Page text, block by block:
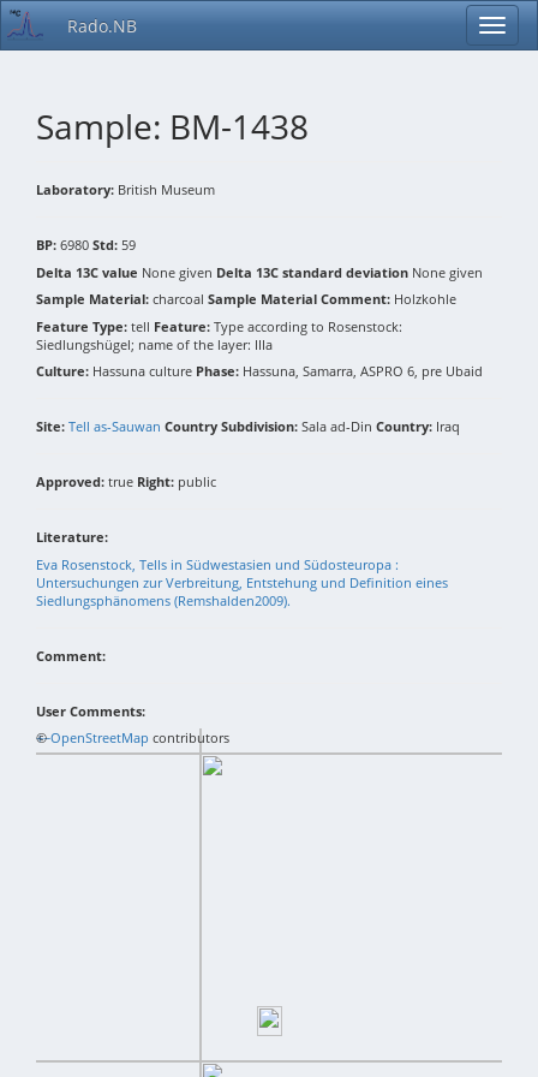
Rado.NB
Sample: BM-1438
Laboratory: British Museum
BP: 6980 Std: 59
Delta 13C value None given Delta 13C standard deviation None given
Sample Material: charcoal Sample Material Comment: Holzkohle
Feature Type: tell Feature: Type according to Rosenstock:
Siedlungshügel; name of the layer: IIIa
Culture: Hassuna culture Phase: Hassuna, Samarra, ASPRO 6, pre Ubaid
Site: Tell as-Sauwan Country Subdivision: Sala ad-Din Country: Iraq
Approved: true Right: public
Literature:
Eva Rosenstock, Tells in Südwestasien und Südosteuropa :
Untersuchungen zur Verbreitung, Entstehung und Definition eines
Siedlungsphänomens (Remshalden2009).
Comment:
User Comments:
+−
©OpenStreetMap contributors